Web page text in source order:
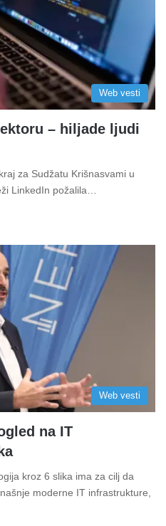
Web vesti
– hiljade ljudi
za Sudžatu Krišnasvami u
LinkedIn požalila…
Web vesti
na IT
kroz 6 slika ima za cilj da
moderne IT infrastrukture,